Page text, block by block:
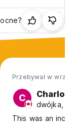
Przebywał w wrz
C
dwójka,
This was an